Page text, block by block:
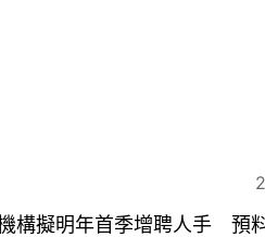
構擬明年首季增聘人手 預